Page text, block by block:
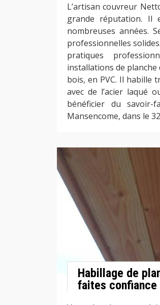
L’artisan couvreur
grande réputation. Il
nombreuses années.
professionnelles
pratiques
installations de
bois, en PVC. Il habille
avec de l’acier laqué
bénéficier du
Mansencome, dans le
Habillage de
faites confiance